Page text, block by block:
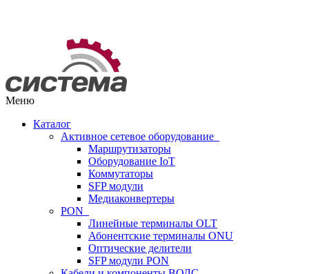
Меню
Каталог
Активное сетевое оборудование
Маршрутизаторы
Оборудование IoT
Коммутаторы
SFP модули
Медиаконвертеры
PON
Линейные терминалы OLT
Абонентские терминалы ONU
Оптические делители
SFP модули PON